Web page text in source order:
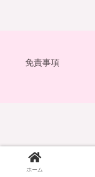
免責事項
ホーム